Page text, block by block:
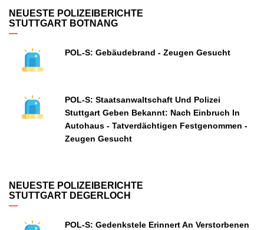
NEUESTE POLIZEIBERICHTE
STUTTGART BOTNANG
POL-S: Gebäudebrand - Zeugen Gesucht
POL-S: Staatsanwaltschaft Und Polizei
Stuttgart Geben Bekannt: Nach Einbruch In
Autohaus - Tatverdächtigen Festgenommen -
Zeugen Gesucht
NEUESTE POLIZEIBERICHTE
STUTTGART DEGERLOCH
POL-S: Gedenkstele Erinnert An Verstorbenen